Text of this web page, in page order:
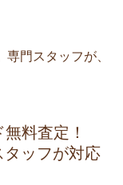
門スタッフが、
料査定！
ッフが対応